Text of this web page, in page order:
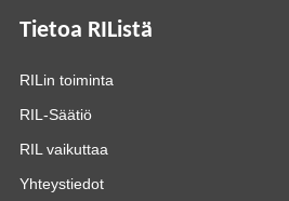
Tietoa RIListä
RILin toiminta
RIL-Säätiö
RIL vaikuttaa
Yhteystiedot